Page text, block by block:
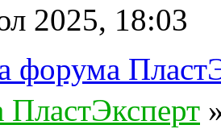
2025, 18:03
форума
ПластЭксперт